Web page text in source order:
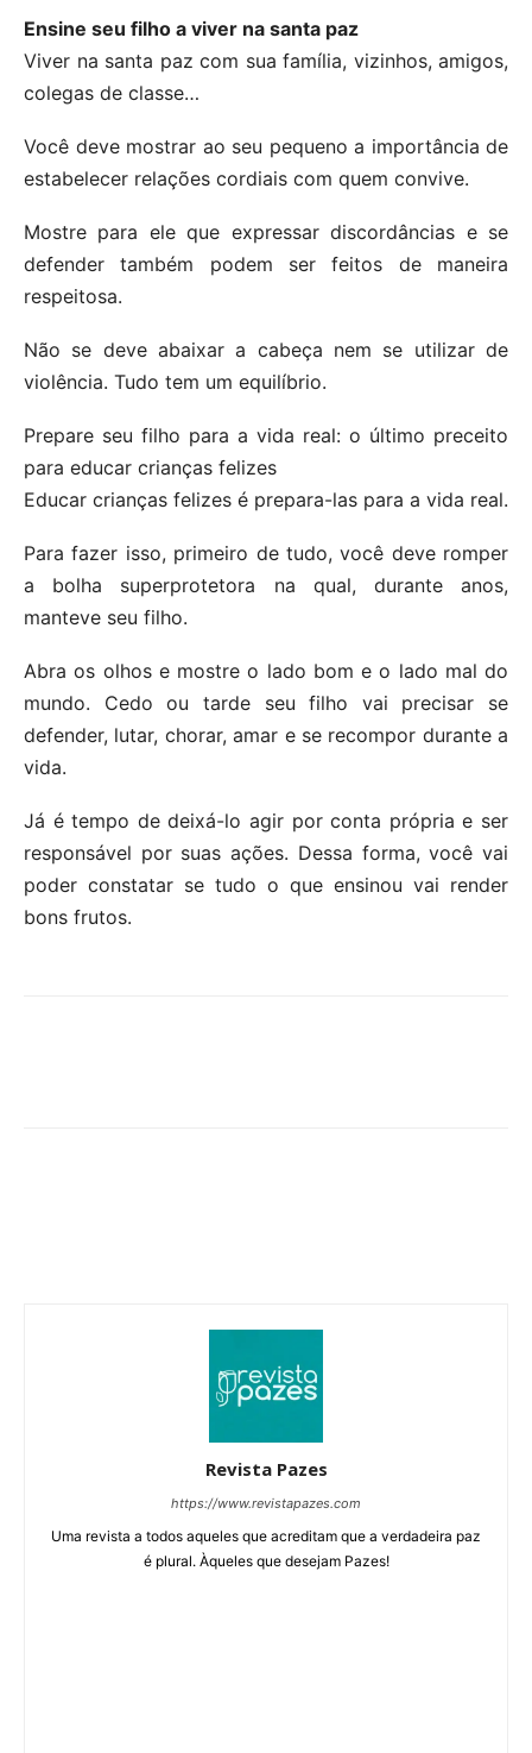
Ensine seu filho a viver na santa paz
Viver na santa paz com sua família, vizinhos, amigos,
colegas de classe…
Você deve mostrar ao seu pequeno a importância de
estabelecer relações cordiais com quem convive.
Mostre para ele que expressar discordâncias e se
defender também podem ser feitos de maneira
respeitosa.
Não se deve abaixar a cabeça nem se utilizar de
violência. Tudo tem um equilíbrio.
Prepare seu filho para a vida real: o último preceito
para educar crianças felizes
Educar crianças felizes é prepara-las para a vida real.
Para fazer isso, primeiro de tudo, você deve romper
a bolha superprotetora na qual, durante anos,
manteve seu filho.
Abra os olhos e mostre o lado bom e o lado mal do
mundo. Cedo ou tarde seu filho vai precisar se
defender, lutar, chorar, amar e se recompor durante a
vida.
Já é tempo de deixá-lo agir por conta própria e ser
responsável por suas ações. Dessa forma, você vai
poder constatar se tudo o que ensinou vai render
bons frutos.
Revista Pazes
https://www.revistapazes.com
Uma revista a todos aqueles que acreditam que a verdadeira paz
é plural. Àqueles que desejam Pazes!